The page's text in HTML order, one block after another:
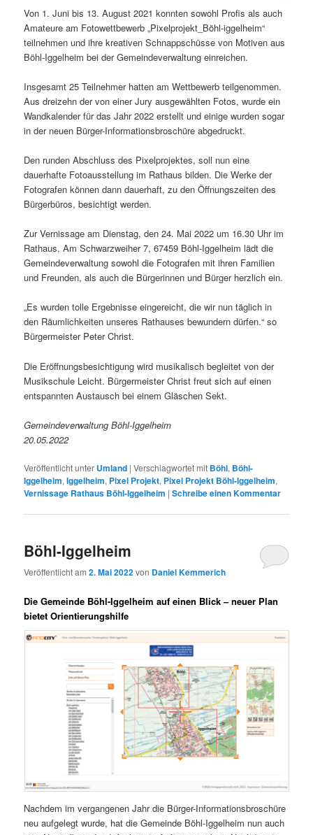
Von 1. Juni bis 13. August 2021 konnten sowohl Profis als auch
Amateure am Fotowettbewerb „Pixelprojekt_Böhl-iggelheim“
teilnehmen und ihre kreativen Schnappschüsse von Motiven aus
Böhl-Iggelheim bei der Gemeindeverwaltung einreichen.
Insgesamt 25 Teilnehmer hatten am Wettbewerb teilgenommen.
Aus dreizehn der von einer Jury ausgewählten Fotos, wurde ein
Wandkalender für das Jahr 2022 erstellt und einige wurden sogar
in der neuen Bürger-Informationsbroschüre abgedruckt.
Den runden Abschluss des Pixelprojektes, soll nun eine
dauerhafte Fotoausstellung im Rathaus bilden. Die Werke der
Fotografen können dann dauerhaft, zu den Öffnungszeiten des
Bürgerbüros, besichtigt werden.
Zur Vernissage am Dienstag, den 24. Mai 2022 um 16.30 Uhr im
Rathaus, Am Schwarzweiher 7, 67459 Böhl-Iggelheim lädt die
Gemeindeverwaltung sowohl die Fotografen mit ihren Familien
und Freunden, als auch die Bürgerinnen und Bürger herzlich ein.
„Es wurden tolle Ergebnisse eingereicht, die wir nun täglich in
den Räumlichkeiten unseres Rathauses bewundern dürfen.“ so
Bürgermeister Peter Christ.
Die Eröffnungsbesichtigung wird musikalisch begleitet von der
Musikschule Leicht. Bürgermeister Christ freut sich auf einen
entspannten Austausch bei einem Gläschen Sekt.
Gemeindeverwaltung Böhl-Iggelheim
20.05.2022
Veröffentlicht unter Umland |Verschlagwortet mit Böhl, Böhl-
Iggelheim,Iggelheim, Pixel Projekt, Pixel Projekt Böhl-Iggelheim,
Vernissage Rathaus Böhl-Iggelheim |Schreibe einen Kommentar
Böhl-Iggelheim
Veröffentlicht am2. Mai 2022von Daniel Kemmerich
Die Gemeinde Böhl-Iggelheim auf einen Blick – neuer Plan
bietet Orientierungshilfe
Nachdem im vergangenen Jahr die Bürger-Informationsbroschüre
neu aufgelegt wurde, hat die Gemeinde Böhl-Iggelheim nun auch